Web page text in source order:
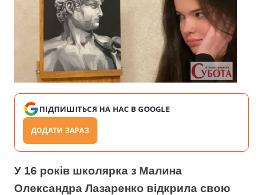
ПІДПИШІТЬСЯ НА НАС В GOOGLE
ДОДАТИ ЗАРАЗ
У 16 років школярка з Малина
Олександра Лазаренко відкрила свою